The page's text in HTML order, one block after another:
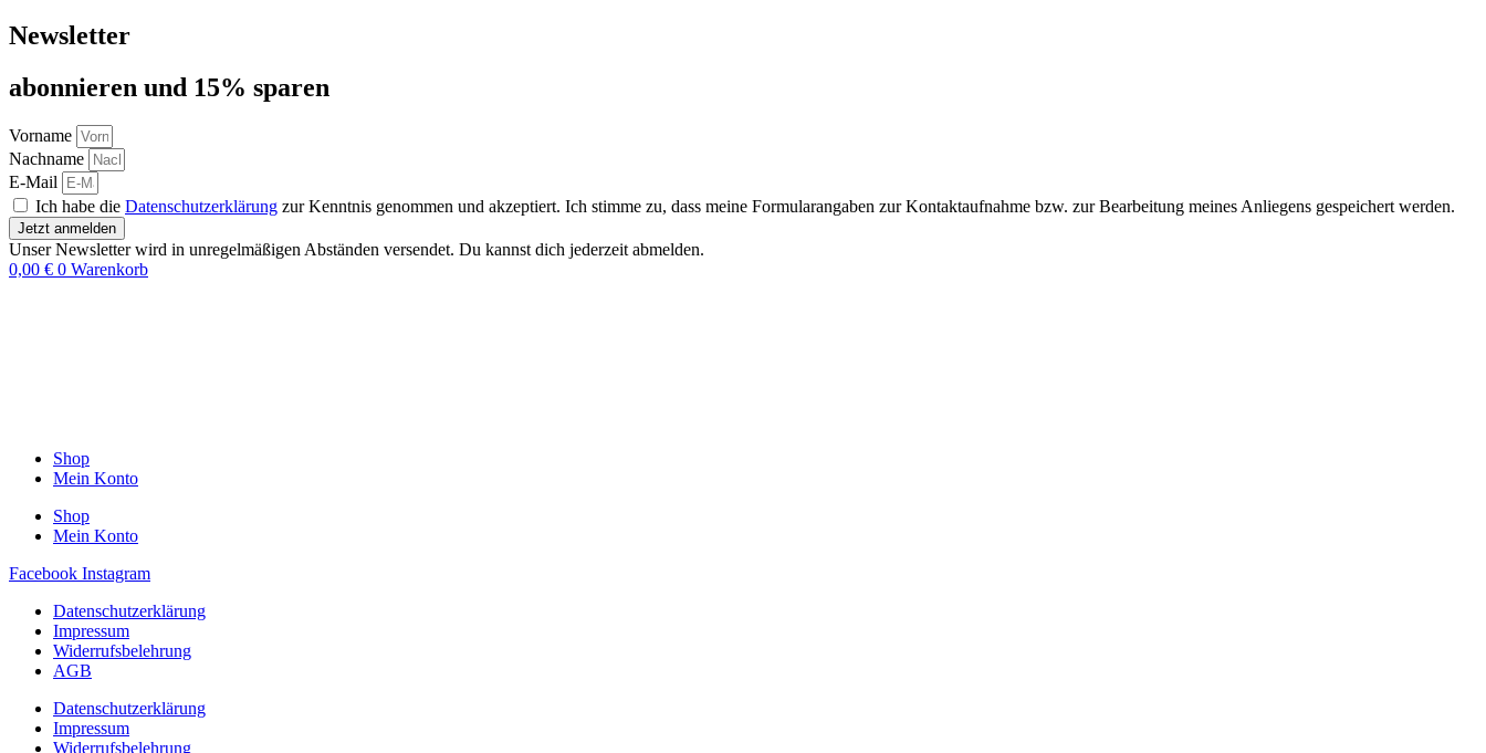
Newsletter
abon­nie­ren und 15% sparen
Vorname
Nachname
E-Mail
Ich habe die Datenschutzerklärung zur Kenntnis genommen und akzeptiert. Ich stimme zu, dass meine Formularangaben zur Kontaktaufnahme bzw. zur Bearbeitung meines Anliegens gespeichert werden.
Jetzt anmelden
Unser Newsletter wird in unregelmäßigen Abständen versendet. Du kannst dich jederzeit abmelden.
0,00 € 0 Warenkorb
Shop
Mein Konto
Shop
Mein Konto
Facebook Instagram
Datenschutzerklärung
Impressum
Widerrufsbelehrung
AGB
Datenschutzerklärung
Impressum
Widerrufsbelehrung